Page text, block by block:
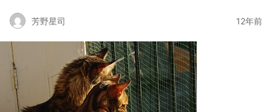
芳野星司 12年前